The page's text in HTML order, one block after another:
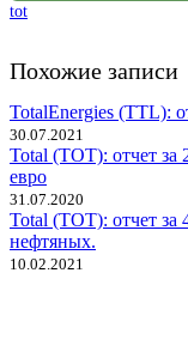
tot
Похожие записи
TotalEnergies (TTL):
30.07.2021
Total (TOT): отчет за
евро
31.07.2020
Total (TOT): отчет за
нефтяных.
10.02.2021